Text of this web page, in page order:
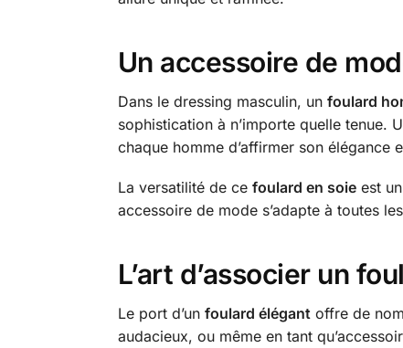
Un accessoire de
Dans le dressing masculin, un foulard
sophistication à n’importe quelle tenue.
chaque homme d’affirmer son élégance
La versatilité de ce foulard en soieest un
accessoire de mode s’adapte à toutes
L’art d’associer un
Le port d’un foulard élégant offre de
audacieux, ou même en tant